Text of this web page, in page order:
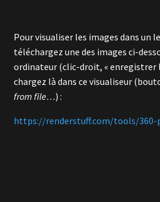
Pour visualiser les images dans un
téléchargez une des images ci-
ordinateur (clic-droit, « enregistrer
chargez là dans ce visualiseur
from file…) :
https://renderstuff.com/tools/360-